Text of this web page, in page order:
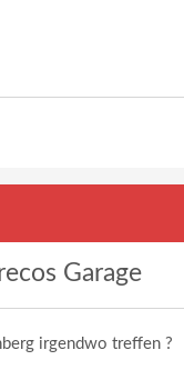
Garage
irgendwo treffen ?